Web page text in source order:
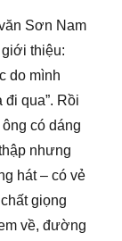
Sơn Nam
giới thiệu:
do mình
qua”. Rồi
có dáng
nhưng
hát – có vẻ
giọng
về, đường